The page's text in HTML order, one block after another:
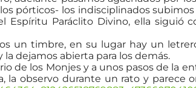
pórticos- los indisciplinados
Espíritu Paráclito Divino, ella siguió
un timbre, en su lugar hay un
dejamos abierta para los demás.
de los Monjes y a unos pasos de la
la observo durante un rato y parece